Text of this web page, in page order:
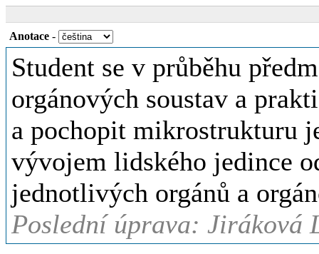
Anotace -
Student se v průběhu
orgánových soustav a
a pochopit mikrostrukturu
vývojem lidského jedince
jednotlivých orgánů a
Poslední úprava: Jiráková